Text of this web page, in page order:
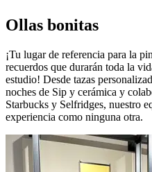
Ollas bonitas
¡Tu lugar de referencia para la
recuerdos que durarán toda la
estudio! Desde tazas
noches de Sip y cerámica y
Starbucks y Selfridges, nuestro
experiencia como ninguna otra.